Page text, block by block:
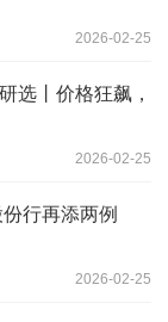
2026-02-25
选丨价格狂飙，
2026-02-25
行再添两例
2026-02-25